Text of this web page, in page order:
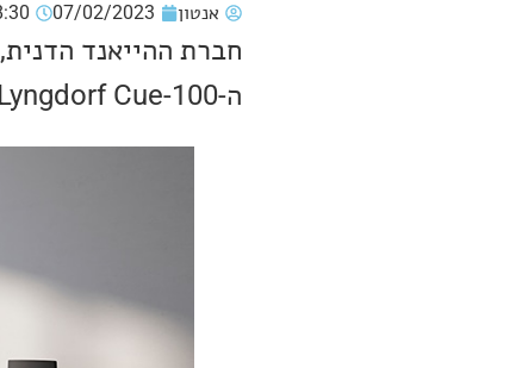
אנטון 07/02/2023
ה-Lyngdorf Cue-100.